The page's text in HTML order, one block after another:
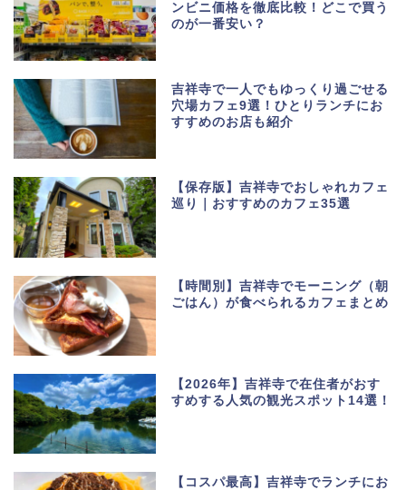
ンビニ価格を徹底比較！どこで買う
のが一番安い？
吉祥寺で一人でもゆっくり過ごせる
穴場カフェ9選！ひとりランチにお
すすめのお店も紹介
【保存版】吉祥寺でおしゃれカフェ
巡り｜おすすめのカフェ35選
【時間別】吉祥寺でモーニング（朝
ごはん）が食べられるカフェまとめ
【2026年】吉祥寺で在住者がおす
すめする人気の観光スポット14選！
【コスパ最高】吉祥寺でランチにお